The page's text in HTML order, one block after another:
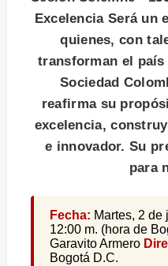
Excelencia Será un
quienes, con
transforman el
Sociedad
reafirma su
excelencia,
e innovador. Su
para
Fecha: Martes, 2 de
12:00 m. (hora de
Garavito Armero
Bogotá D.C.